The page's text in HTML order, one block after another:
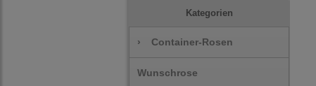
Kategorien
› Container-Rosen
Wunschrose